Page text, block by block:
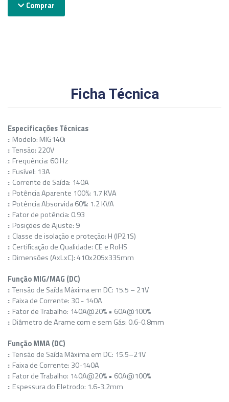
Comprar
Ficha Técnica
Especificações Técnicas
:: Modelo: MIG140i
:: Tensão: 220V
:: Frequência: 60 Hz
:: Fusível: 13A
:: Corrente de Saída: 140A
:: Potência Aparente 100%: 1.7 KVA
:: Potência Absorvida 60%: 1.2 KVA
:: Fator de potência: 0.93
:: Posições de Ajuste: 9
:: Classe de isolação e proteção: H (IP21S)
:: Certificação de Qualidade: CE e RoHS
:: Dimensões (AxLxC): 410x205x335mm
Função MIG/MAG (DC)
:: Tensão de Saída Máxima em DC: 15.5 – 21V
:: Faixa de Corrente: 30 - 140A
:: Fator de Trabalho: 140A@20% • 60A@100%
:: Diâmetro de Arame com e sem Gás: 0.6-0.8mm
Função MMA (DC)
:: Tensão de Saída Máxima em DC: 15.5–21V
:: Faixa de Corrente: 30-140A
:: Fator de Trabalho: 140A@20% • 60A@100%
:: Espessura do Eletrodo: 1.6-3.2mm